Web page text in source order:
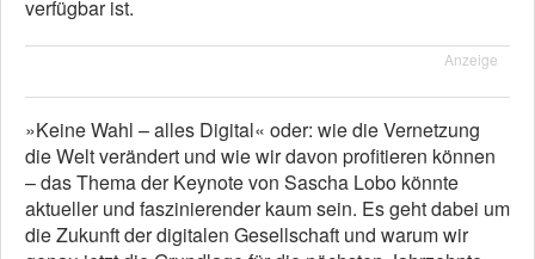
verfügbar ist.
Anzeige
»Keine Wahl – alles Digital« oder: wie die Vernetzung
die Welt verändert und wie wir davon profitieren können
– das Thema der Keynote von Sascha Lobo könnte
aktueller und faszinierender kaum sein. Es geht dabei um
die Zukunft der digitalen Gesellschaft und warum wir